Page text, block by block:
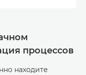
процессов
находите